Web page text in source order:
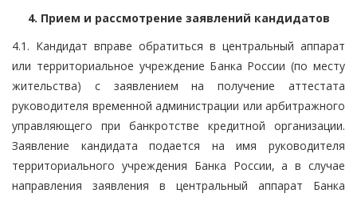
4. Прием и рассмотрение заявлений кандидатов
4.1. Кандидат вправе обратиться в центральный аппарат
или территориальное учреждение Банка России (по месту
жительства) с заявлением на получение аттестата
руководителя временной администрации или арбитражного
управляющего при банкротстве кредитной организации.
Заявление кандидата подается на имя руководителя
территориального учреждения Банка России, а в случае
направления заявления в центральный аппарат Банка